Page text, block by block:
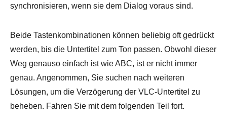
synchronisieren, wenn sie dem Dialog voraus sind.
Beide Tastenkombinationen können beliebig oft gedrückt
werden, bis die Untertitel zum Ton passen. Obwohl dieser
Weg genauso einfach ist wie ABC, ist er nicht immer
genau. Angenommen, Sie suchen nach weiteren
Lösungen, um die Verzögerung der VLC-Untertitel zu
beheben. Fahren Sie mit dem folgenden Teil fort.